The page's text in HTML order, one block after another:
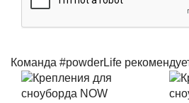
Команда #powderLife